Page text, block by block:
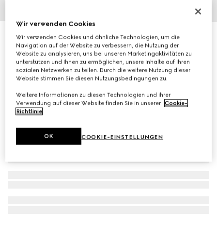
Éclat De Beauté Effet Lumière Face Gloss
€33
Wir verwenden Cookies
Wir verwenden Cookies und ähnliche Technologien, um die
Navigation auf der Website zu verbessern, die Nutzung der
Website zu analysieren, uns bei unseren Marketingaktivitäten zu
unterstützen und Ihnen zu ermöglichen, unsere Inhalte auf Ihren
sozialen Netzwerken zu teilen. Durch die weitere Nutzung dieser
Website stimmen Sie diesen Nutzungsbedingungen zu.
Weitere Informationen zu diesen Technologien und ihrer
Verwendung auf dieser Website finden Sie in unserer Cookie-
Richtlinie.
COOKIE-EINSTELLUNGEN
OK